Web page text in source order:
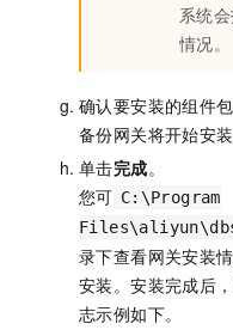
系统
情况。
确认要安装的组件
备份网关将开始安
单击完成。
您可 C:\Program
录下查看网关安装
安装。安装完成后
志示例如下。